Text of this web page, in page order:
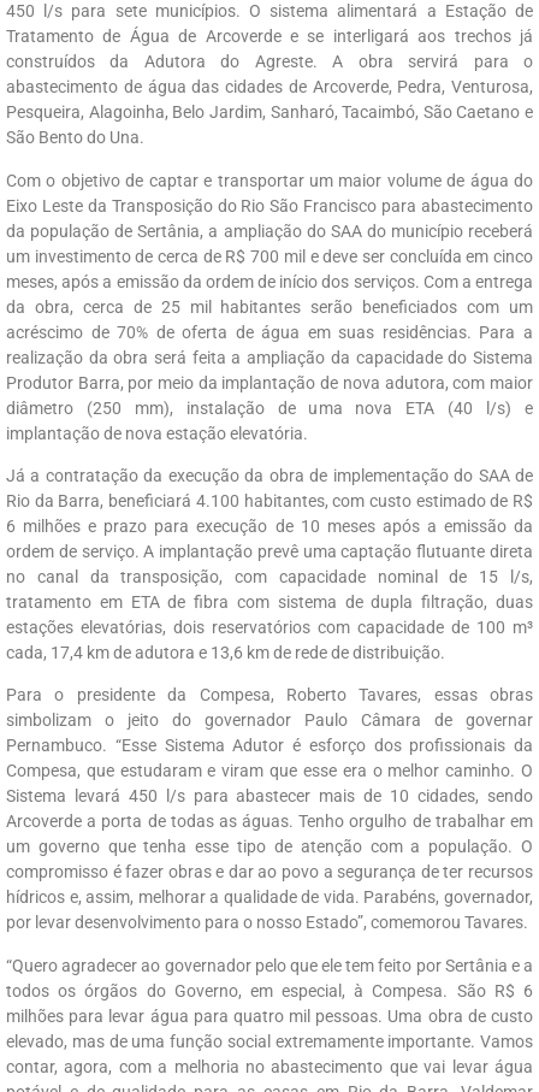
450 l/s para sete municípios. O sistema alimentará a Estação de
Tratamento de Água de Arcoverde e se interligará aos trechos já
construídos da Adutora do Agreste. A obra servirá para o
abastecimento de água das cidades de Arcoverde, Pedra, Venturosa,
Pesqueira, Alagoinha, Belo Jardim, Sanharó, Tacaimbó, São Caetano e
São Bento do Una.
Com o objetivo de captar e transportar um maior volume de água do
Eixo Leste da Transposição do Rio São Francisco para abastecimento
da população de Sertânia, a ampliação do SAA do município receberá
um investimento de cerca de R$ 700 mil e deve ser concluída em cinco
meses, após a emissão da ordem de início dos serviços. Com a entrega
da obra, cerca de 25 mil habitantes serão beneficiados com um
acréscimo de 70% de oferta de água em suas residências. Para a
realização da obra será feita a ampliação da capacidade do Sistema
Produtor Barra, por meio da implantação de nova adutora, com maior
diâmetro (250 mm), instalação de uma nova ETA (40 l/s) e
implantação de nova estação elevatória.
Já a contratação da execução da obra de implementação do SAA de
Rio da Barra, beneficiará 4.100 habitantes, com custo estimado de R$
6 milhões e prazo para execução de 10 meses após a emissão da
ordem de serviço. A implantação prevê uma captação flutuante direta
no canal da transposição, com capacidade nominal de 15 l/s,
tratamento em ETA de fibra com sistema de dupla filtração, duas
estações elevatórias, dois reservatórios com capacidade de 100 m³
cada, 17,4 km de adutora e 13,6 km de rede de distribuição.
Para o presidente da Compesa, Roberto Tavares, essas obras
simbolizam o jeito do governador Paulo Câmara de governar
Pernambuco. “Esse Sistema Adutor é esforço dos profissionais da
Compesa, que estudaram e viram que esse era o melhor caminho. O
Sistema levará 450 l/s para abastecer mais de 10 cidades, sendo
Arcoverde a porta de todas as águas. Tenho orgulho de trabalhar em
um governo que tenha esse tipo de atenção com a população. O
compromisso é fazer obras e dar ao povo a segurança de ter recursos
hídricos e, assim, melhorar a qualidade de vida. Parabéns, governador,
por levar desenvolvimento para o nosso Estado”, comemorou Tavares.
“Quero agradecer ao governador pelo que ele tem feito por Sertânia e a
todos os órgãos do Governo, em especial, à Compesa. São R$ 6
milhões para levar água para quatro mil pessoas. Uma obra de custo
elevado, mas de uma função social extremamente importante. Vamos
contar, agora, com a melhoria no abastecimento que vai levar água